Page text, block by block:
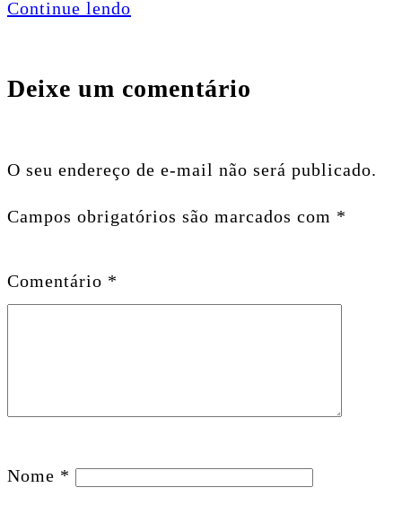
Continue lendo
Deixe um comentário
O seu endereço de e-mail não será publicado.
Campos obrigatórios são marcados com *
Comentário *
Nome *